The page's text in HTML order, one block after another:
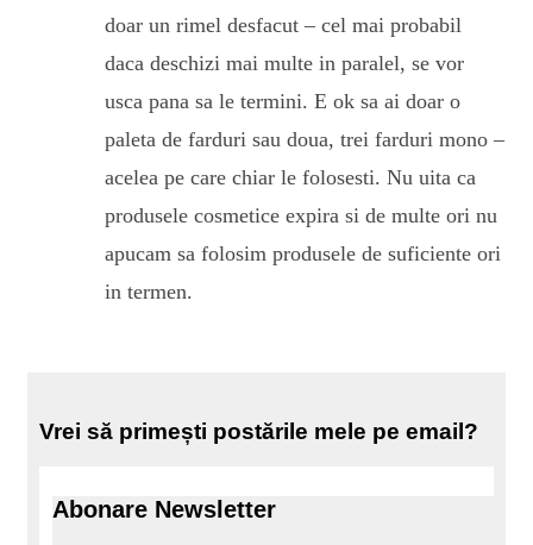
doar un rimel desfacut – cel mai probabil
daca deschizi mai multe in paralel, se vor
usca pana sa le termini. E ok sa ai doar o
paleta de farduri sau doua, trei farduri mono –
acelea pe care chiar le folosesti. Nu uita ca
produsele cosmetice expira si de multe ori nu
apucam sa folosim produsele de suficiente ori
in termen.
Vrei să primești postările mele pe email?
Abonare Newsletter